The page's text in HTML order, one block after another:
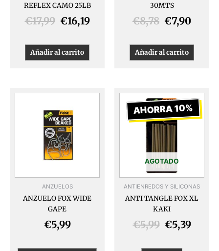
REFLEX CAMO 25LB
€17,99 €16,19
Añadir al carrito
30MTS
€8,78 €7,90
Añadir al carrito
ANZUELOS
ANZUELO FOX WIDE
GAPE
€5,99
Este
pueden
AHORRA 10%
AGOTADO
ANTIENREDOS Y SILICONAS
ANTI TANGLE FOX XL
KAKI
€5,99
El
precio
original
era:
€5,39
El